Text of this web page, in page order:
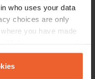
who uses your data
choices are only
you have made
or by clicking onCopie